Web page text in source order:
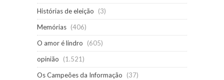
Histórias de eleição
(3)
Memórias (406)
O amor é lindro
(605)
opinião
(1.521)
Os Campeões da Informação
(37)